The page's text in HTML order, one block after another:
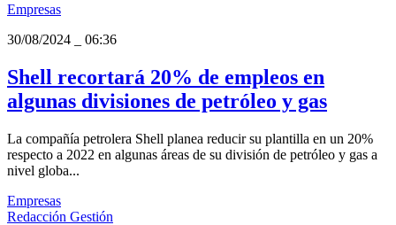
Empresas
30/08/2024
06:36
Shell recortará 20% de empleos en
algunas divisiones de petróleo y gas
La compañía petrolera Shell planea reducir su plantilla en un 20%
respecto a 2022 en algunas áreas de su división de petróleo y gas a
nivel globa...
Empresas
Redacción Gestión